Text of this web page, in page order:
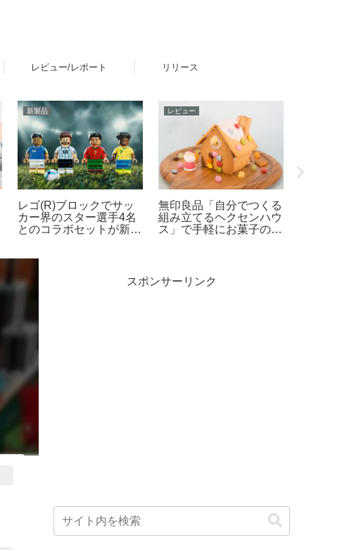
レビュー/レポート リリース
新製品
レゴ(R)ブロックでサッ
カー界のスター選手4名
とのコラボセットが新登
2026年5月・6月発売】
レビュー
無印良品「自分でつくる
組み立てるヘクセンハウ
ス」で手軽にお菓子の家
スポンサーリンク